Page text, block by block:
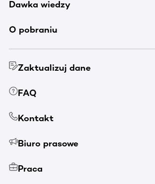
Dawka wiedzy
O pobraniu
Zaktualizuj dane
FAQ
Kontakt
Biuro prasowe
Praca